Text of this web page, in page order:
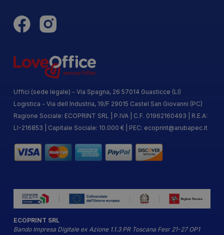
Uffici (sede legale) - Via Spagna, 26 57014 Guasticce (LI)
Logistica - Via dell Industria, 19/F 29015 Castel San Giovanni (PC)
Ragione Sociale: ECOPRINT SRL | P.IVA | C.F. 01962160493 | R.E.A:
LI-216853 | Capitale Sociale: 10.000 € | PEC: ecoprint@arubapec.it
ECOPRINT SRL
Bando Impresa Digitale ex Azione 1.1.3 PR Toscana Fesr 21-27 OP1